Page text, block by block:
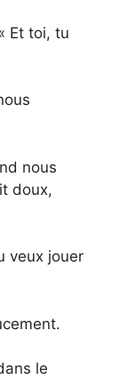
Et toi, tu
nous
doux,
veux jouer
le